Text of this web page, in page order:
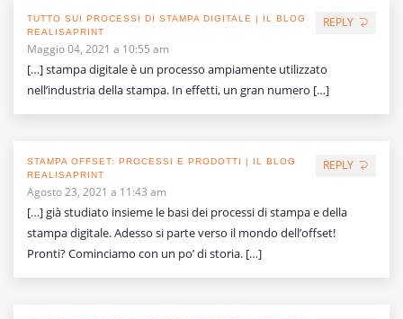
REPLY
TUTTO SUI PROCESSI DI STAMPA DIGITALE | IL BLOG
REALISAPRINT
Maggio 04, 2021 a 10:55 am
[…] stampa digitale è un processo ampiamente utilizzato
nell’industria della stampa. In effetti, un gran numero […]
REPLY
STAMPA OFFSET: PROCESSI E PRODOTTI | IL BLOG
REALISAPRINT
Agosto 23, 2021 a 11:43 am
[…] già studiato insieme le basi dei processi di stampa e della
stampa digitale. Adesso si parte verso il mondo dell’offset!
Pronti? Cominciamo con un po’ di storia. […]